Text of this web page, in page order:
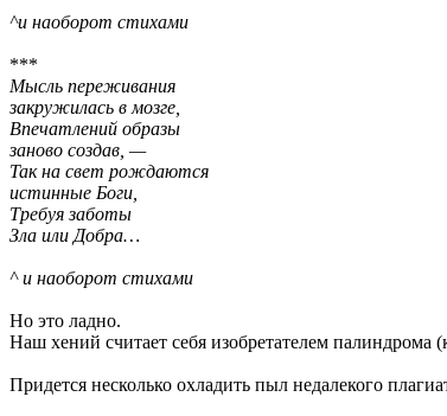
^и наоборот стихами
***
Мысль переживания
закружилась в мозге,
Впечатлений образы
заново создав, —
Так на свет рождаются
истинные Боги,
Требуя заботы
Зла или Добра…
^ и наоборот стихами
Но это ладно.
Наш хений считает себя изобретателем палиндрома
Придется несколько охладить пыл недалекого